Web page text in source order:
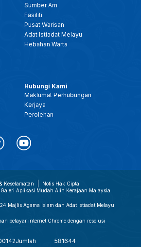
Sumber Am
Fasiliti
Pusat Warisan
Adat Istiadat Melayu
Hebahan Warta
Hubungi Kami
Maklumat Perhubungan
Kerjaya
Perolehan
Keselamatan
Notis Hak Cipta
Galeri Aplikasi Mudah Alih Kerajaan Malaysia
Majlis Agama Islam dan Adat Istiadat Melayu
pelayar internet Chrome dengan resolusi
Jumlah 581644